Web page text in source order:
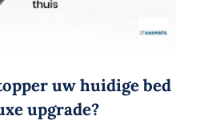
uw huidige bed
upgrade?